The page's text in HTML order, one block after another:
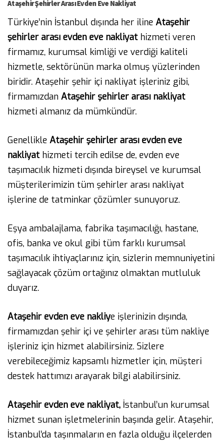
Ataşehir Şehirler Arası Evden Eve Nakliyat
Türkiye’nin İstanbul dışında her iline Ataşehir
şehirler arası evden eve nakliyat hizmeti veren
firmamız, kurumsal kimliği ve verdiği kaliteli
hizmetle, sektörünün marka olmuş yüzlerinden
biridir. Ataşehir şehir içi nakliyat işleriniz gibi,
firmamızdan Ataşehir şehirler arası nakliyat
hizmeti almanız da mümkündür.
Genellikle Ataşehir şehirler arası evden eve
nakliyat hizmeti tercih edilse de, evden eve
taşımacılık hizmeti dışında bireysel ve kurumsal
müşterilerimizin tüm şehirler arası nakliyat
işlerine de tatminkar çözümler sunuyoruz.
Eşya ambalajlama, fabrika taşımacılığı, hastane,
ofis, banka ve okul gibi tüm farklı kurumsal
taşımacılık ihtiyaçlarınız için, sizlerin memnuniyetini
sağlayacak çözüm ortağınız olmaktan mutluluk
duyarız.
Ataşehir evden eve nakliye işlerinizin dışında,
firmamızdan şehir içi ve şehirler arası tüm nakliye
işleriniz için hizmet alabilirsiniz. Sizlere
verebileceğimiz kapsamlı hizmetler için, müşteri
destek hattımızı arayarak bilgi alabilirsiniz.
Ataşehir evden eve nakliyat, İstanbul’un kurumsal
hizmet sunan işletmelerinin başında gelir. Ataşehir,
İstanbul’da taşınmaların en fazla olduğu ilçelerden